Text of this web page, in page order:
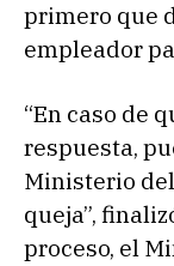
primero que
empleador
“En caso de
respuesta,
Ministerio
queja”,
proceso, el